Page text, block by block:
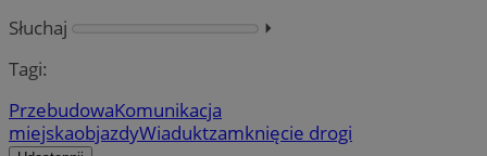
Słuchaj
⏵︎
Tagi:
PrzebudowaKomunikacja
miejskaobjazdyWiaduktzamknięcie drogi